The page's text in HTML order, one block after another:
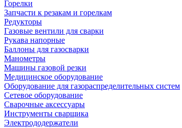
Горелки
Запчасти к резакам и горелкам
Редукторы
Газовые вентили для сварки
Рукава напорные
Баллоны для газосварки
Манометры
Машины газовой резки
Медицинское оборудование
Оборудование для газораспределительных систем
Сетевое оборудование
Сварочные аксессуары
Инструменты сварщика
Электрододержатели